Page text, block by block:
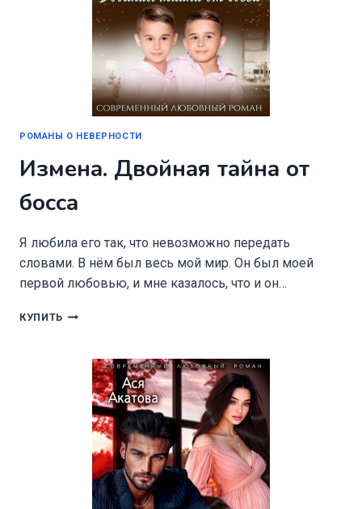
РОМАНЫ О НЕВЕРНОСТИ
Измена. Двойная тайна от
босса
Я любила его так, что невозможно передать
словами. В нём был весь мой мир. Он был моей
первой любовью, и мне казалось, что и он…
КУПИТЬ ИЗМЕНА.
БОССА